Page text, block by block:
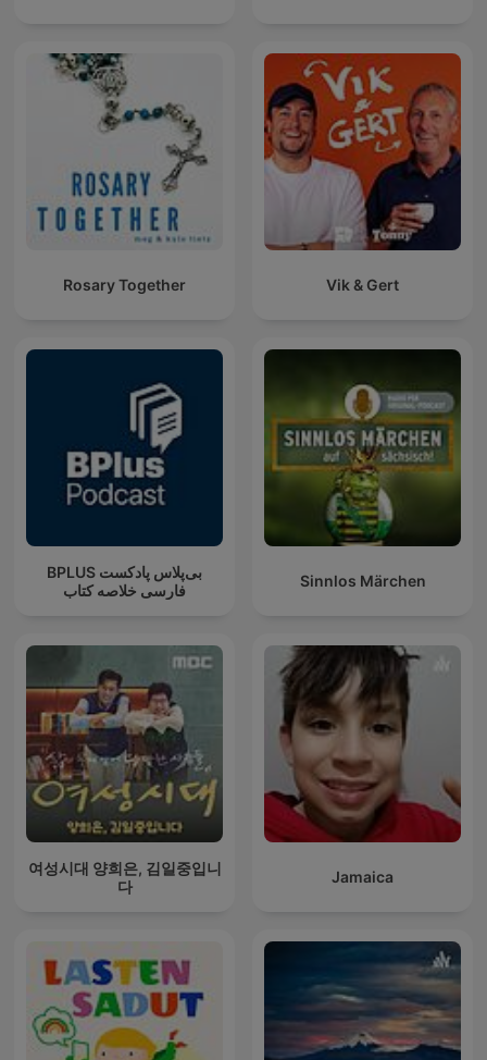
Rosary Together Vik & Gert
‌BPLUS بی‌پلاس پادکست
فارسی خلاصه کتاب
Sinnlos Märchen
여성시대 양희은, 김일중입니
다
Jamaica